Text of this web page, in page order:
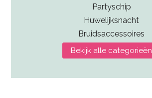
Partyschip
Huwelijksnacht
Bruidsaccessoires
Bekijk alle categorieën